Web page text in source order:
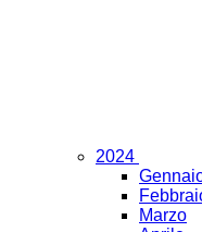
2024
Marzo